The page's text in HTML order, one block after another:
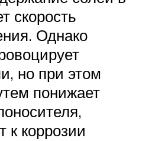
скорость
Однако
но при этом
понижает
к коррозии